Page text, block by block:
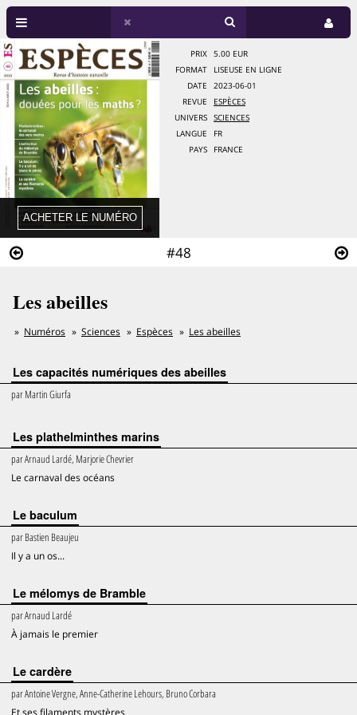
#48
PRIX
5.00 EUR
FORMAT
LISEUSE EN LIGNE
DATE
2023-06-01
REVUE
ESPÈCES
UNIVERS
SCIENCES
LANGUE
FR
PAYS
FRANCE
Les abeilles
Numéros Sciences Espèces Les abeilles
Les capacités numériques des abeilles
parMartin Giurfa
Les plathelminthes marins
parArnaud Lardé, Marjorie Chevrier
Le carnaval des océans
Le baculum
parBastien Beaujeu
Il y a un os...
Le mélomys de Bramble
parArnaud Lardé
À jamais le premier
Le cardère
parAntoine Vergne, Anne-Catherine Lehours, Bruno Corbara
Et ses filaments mystères